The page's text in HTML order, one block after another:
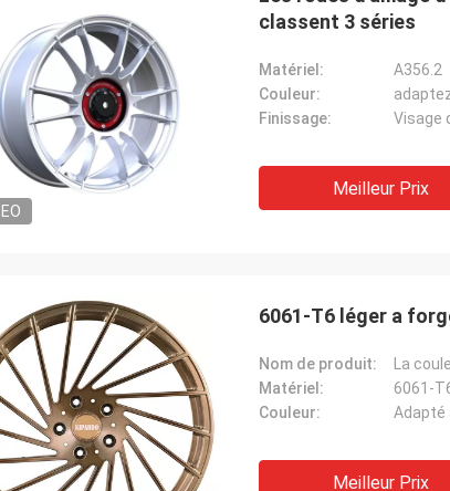
classent 3 séries
Matériel:
A356.2
Couleur:
Finissage:
Visage
Meilleur Prix
6061-T6 léger a
Nom de produit:
Matériel:
6061-
Couleur:
Adapté
Meilleur Prix